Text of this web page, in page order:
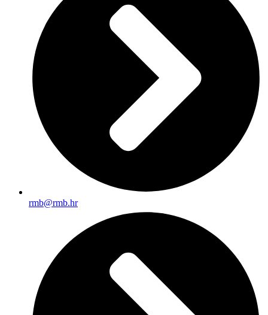
rmb@rmb.hr